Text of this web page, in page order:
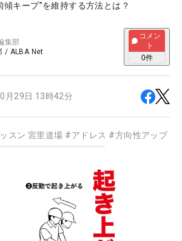
傾キープ”を維持する方法とは？
集部
/ ALBA Net
コメン
ト
0件
月29日 13時42分
スン 宮里道場 #アドレス #方向性アップ